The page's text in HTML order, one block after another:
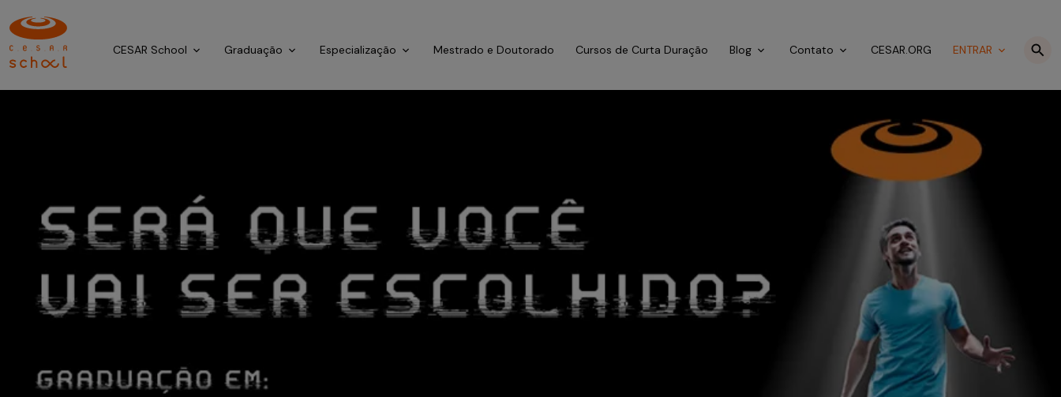
CESAR School Graduação Especialização Mestrado e Doutorado Cursos de Curta Duração Blog Contato CESAR.ORG ENTRAR